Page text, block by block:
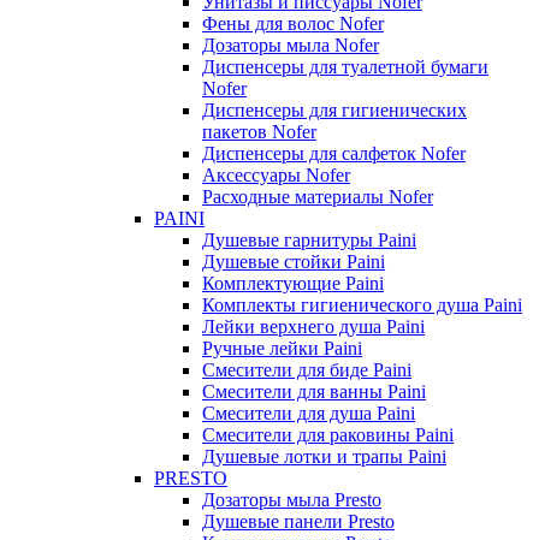
Фены для волос Nofer
Дозаторы мыла Nofer
Диспенсеры для туалетной бумаги
Nofer
Диспенсеры для гигиенических
пакетов Nofer
Диспенсеры для салфеток Nofer
Аксессуары Nofer
Расходные материалы Nofer
PAINI
Душевые гарнитуры Paini
Душевые стойки Paini
Комплектующие Paini
Комплекты гигиенического душа Paini
Лейки верхнего душа Paini
Ручные лейки Paini
Смесители для биде Paini
Смесители для ванны Paini
Смесители для душа Paini
Смесители для раковины Paini
Душевые лотки и трапы Paini
PRESTO
Дозаторы мыла Presto
Душевые панели Presto